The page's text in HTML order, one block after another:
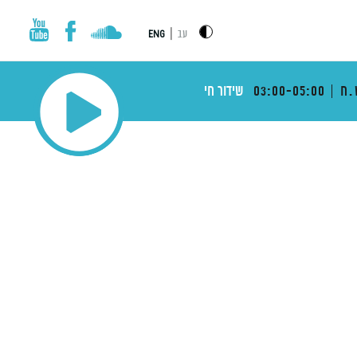
עב ENG
03:00-05:00 שידור חי